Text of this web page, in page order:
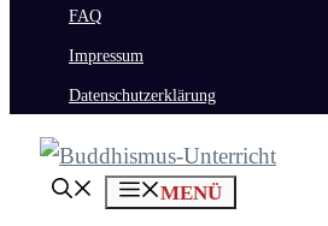
FAQ
Impressum
Datenschutzerklärung
MENÜ